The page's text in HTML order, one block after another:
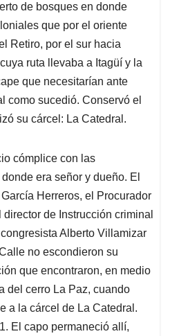
de bosques en donde
que por el oriente
Retiro, por el sur hacia
ruta llevaba a Itagüí y la
que necesitarían ante
como sucedió. Conservó el
su cárcel: La Catedral.
cómplice con las
era señor y dueño. El
Herreros, el Procurador
de Instrucción criminal
Alberto Villamizar
no escondieron su
que encontraron, en medio
del cerro La Paz, cuando
a la cárcel de La Catedral.
El capo permaneció allí,